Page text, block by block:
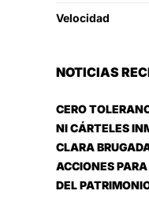
Velocidad
NOTICIAS
CERO
NI CÁRTELES
CLARA
ACCIONES
DEL